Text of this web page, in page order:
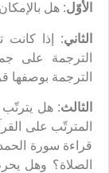
الأوّل: هل
الثاني: إذا كانت
الترجمة على
الترجمة بوصفها
الثالث: هل
المترتّب على
قراءة سورة
الصلاة؟ وهل